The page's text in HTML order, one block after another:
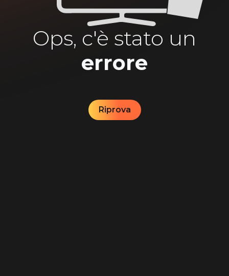
Ops, c'è stato un
errore
Riprova